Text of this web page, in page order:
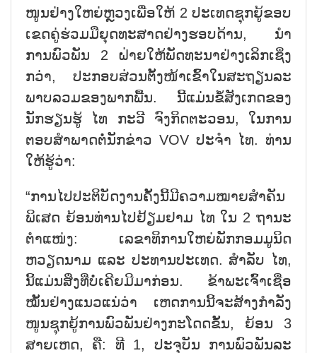
ໜູນ​ຢ່າງ​ໃຫຍ​່​ຫຼວງ​ເພື່ອ​ໃຫ້ 2 ປະ​ເທດ​ຊຸກ​ຍູ້​ຂອບ​
ເຂດ​ຄູ່​ຮ່ວມ​ມື​ຍຸດ​ທະ​ສາດ​ຢ່າງ​ຮອບ​ດ້ານ, ນຳ​
ການ​ພົວ​ພັນ 2 ຝ່າຍ​ໃຫ້​ພັດ​ທະ​ນາ​ຢ່າງ​ເລິກ​ເຊິ່ງ
ກວ່າ, ປະ​ກອບ​ສ່ວນ​ຕັ້ງ​ໜ້າ​ເຂົ້າ​ໃນ​​ສະ​ຖຽນ​ລະ​
ພາບ​ລວມ​ຂອງ​ພາກ​ພື້ນ. ນີ້​ແມ່ນ​ຂໍ້​ສັງ​ເກດ​ຂອງ​
ນັກ​ຮຽນ​ຮູ້​ ໄທ ກະ​ວີ ຈົງ​ກິດ​ຕະ​ວອນ, ໃນ​ການ​
ຕອບ​ສຳ​ພາດ​ຕໍ່​ນັກ​ຂ່າວ VOV ປະ​ຈຳ ໄທ. ທ່ານ​
ໃຫ້​ຮູ້​ວ່າ:
“ການ​ໄປ​ປ​ະ​ຕິ​ບັດ​ງານ​ຄັ້ງ​ນີ້​ມີ​ຄວາມ​ໝາຍ​ສຳ​ຄັນ​
ພິ​ເສດ ຍ້ອນ​ທ່ານ​ໄປ​ຢ້ຽມ​ຢາມ ໄທ ໃນ 2 ຖາ​ນະ​
ຕຳ​ແໜ່ງ: ເລ​ຂາ​ທິ​ການ​ໃຫຍ່​ພັ​ກກອມ​ມູ​ນິດ
ຫວຽດ​ນາມ ແລະ ປະ​ທານ​ປະ​ເທດ. ສຳ​ລັບ ໄທ,
ນີ້​ແມ່ນສິ່ງ​ທີ່ບໍ່​ເຄີຍ​ມີ​ມາ​ກ່ອນ. ຂ້າ​ພະ​ເຈົ້າ​ເຊື່ອ​
ໝັ້ນ​ຢ່າງ​ແນວ​ແນ່​ວ່າ ເຫດ​ການນີ້​ຈະ​ສ້າງ​ກຳ​ລັງ​
ໜູນ​ຊຸກ​ຍູ້​ການ​ພົວ​ພັນ​ຢ່າງ​ກະ​ໂດດ​ຂັ້ນ, ຍ້ອນ 3
ສາຍ​ເຫດ, ຄື: ທີ 1, ປະ​ຈຸ​ບັນ ການ​ພົວ​ພັນ​ລະ​